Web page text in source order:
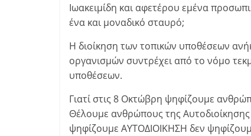
Ιωακειμίδη και αφετέρου εμένα
ένα και μοναδικό σταυρό;
Η διοίκηση των τοπικών υποθέσεων
οργανισμών συντρέχει από το νόμο
υποθέσεων.
Γιατί στις 8 Οκτώβρη ψηφίζουμε
Θέλουμε ανθρώπους της
ψηφίζουμε ΑΥΤΟΔΙΟΙΚΗΣΗ δεν